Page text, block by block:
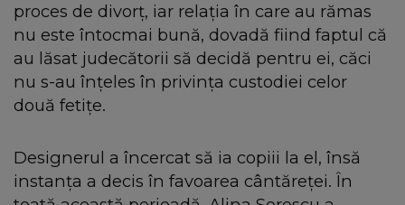
proces de divorț, iar relația în care au rămas
nu este întocmai bună, dovadă fiind faptul că
au lăsat judecătorii să decidă pentru ei, căci
nu s-au înțeles în privința custodiei celor
două fetițe.
Designerul a încercat să ia copiii la el, însă
instanța a decis în favoarea cântăreței. În